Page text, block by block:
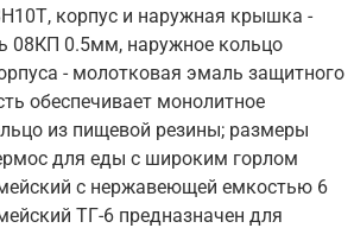
корпус и наружная крышка -
08КП 0.5мм, наружное кольцо
- молотковая эмаль защитного
обеспечивает монолитное
из пищевой резины; размеры
для еды с широким горлом
с нержавеющей емкостью 6
ТГ-6 предназначен для